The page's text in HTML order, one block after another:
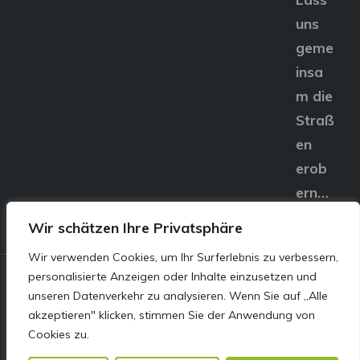
Wir schätzen Ihre Privatsphäre
Wir verwenden Cookies, um Ihr Surferlebnis zu verbessern,
personalisierte Anzeigen oder Inhalte einzusetzen und
unseren Datenverkehr zu analysieren. Wenn Sie auf „Alle
akzeptieren" klicken, stimmen Sie der Anwendung von
Cookies zu.
uns
geme
insa
m die
Straß
en
erob
ern…
© E&S Motors GmbH,
Linzer Straße 83 4240
Freistadt